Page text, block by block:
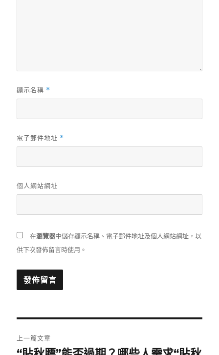
顯示名稱 *
電子郵件地址 *
個人網站網址
在瀏覽器中儲存顯示名稱、電子郵件地址及個人網站網址，以
供下次發佈留言時使用。
章
上一篇文章
上